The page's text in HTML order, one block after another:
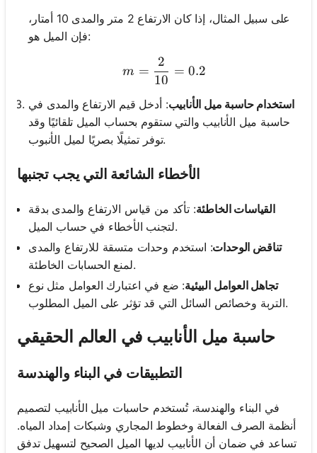
على سبيل المثال، إذا كان الارتفاع 2 متر والمدى 10 أمتار،
فإن الميل هو:
m = \frac{2}{10} = 0.2
m =
10
2
= 0.2
استخدام حاسبة ميل الأنابيب: أدخل قيم الارتفاع والمدى في
حاسبة ميل الأنابيب والتي ستقوم بحساب الميل تلقائيًا وقد
توفر تمثيلًا بصريًا لميل الأنبوب.
الأخطاء الشائعة التي يجب تجنبها
القياسات الخاطئة: تأكد من قياس الارتفاع والمدى بدقة
لتجنب الأخطاء في حساب الميل.
تناقض الوحدات: استخدم وحدات متسقة للارتفاع والمدى
لمنع الحسابات الخاطئة.
تجاهل العوامل البيئية: ضع في اعتبارك العوامل مثل نوع
التربة وخصائص السائل التي قد تؤثر على الميل المطلوب.
حاسبة ميل الأنابيب في العالم الحقيقي
التطبيقات في البناء والهندسة
في البناء والهندسة، تُستخدم حاسبات ميل الأنابيب لتصميم
أنظمة الصرف الفعالة وخطوط المجاري وشبكات إمداد المياه.
تساعد في ضمان أن الأنابيب لديها الميل الصحيح لتسهيل تدفق